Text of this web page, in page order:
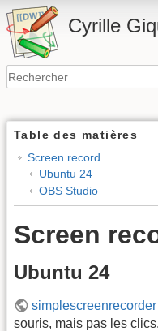
Cyrille
Table des matières
Screen record
Ubuntu 24
OBS Studio
Screen
Ubuntu 24
simplescreenrecorder
souris, mais pas les clics.